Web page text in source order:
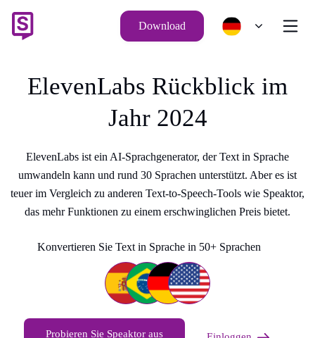
Download
ElevenLabs Rückblick im
Jahr 2024
ElevenLabs ist ein AI-Sprachgenerator, der Text in Sprache
umwandeln kann und rund 30 Sprachen unterstützt. Aber es ist
teuer im Vergleich zu anderen Text-to-Speech-Tools wie Speaktor,
das mehr Funktionen zu einem erschwinglichen Preis bietet.
Konvertieren Sie Text in Sprache in 50+ Sprachen
Probieren Sie Speaktor aus